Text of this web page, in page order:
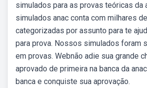
simulados para as provas teóricas da
simulados anac conta com milhares
categorizadas por assunto para te
para prova. Nossos simulados foram
em provas. Webnão adie sua grande
aprovado de primeira na banca da
banca e conquiste sua aprovação.